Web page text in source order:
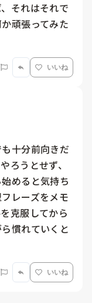
それはそれで
頑張ってみた
いいね
十分前向きだ
ろうとせず、
めると気持ち
レーズをメモ
克服してから
慣れていくと
いいね